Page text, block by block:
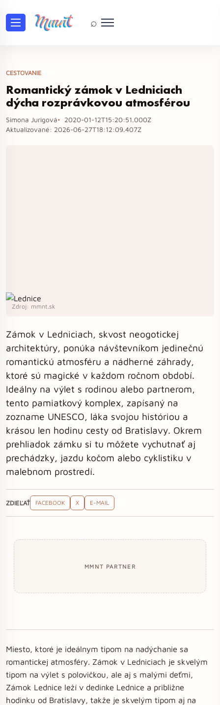
⌕
CESTOVANIE
Romantický zámok v Ledniciach
dýcha rozprávkovou atmosférou
Simona Jurigová
2020-01-12T15:20:51.000Z
Aktualizované: 2026-06-27T18:12:09.407Z
Zdroj: mmnt.sk
Zámok v Ledniciach, skvost neogotickej
architektúry, ponúka návštevníkom jedinečnú
romantickú atmosféru a nádherné záhrady,
ktoré sú magické v každom ročnom období.
Ideálny na výlet s rodinou alebo partnerom,
tento pamiatkový komplex, zapísaný na
zozname UNESCO, láka svojou históriou a
krásou len hodinu cesty od Bratislavy. Okrem
prehliadok zámku si tu môžete vychutnať aj
prechádzky, jazdu kočom alebo cyklistiku v
malebnom prostredí.
ZDIEĽAŤ FACEBOOK X E-MAIL
MMNT PARTNER
Miesto, ktoré je ideálnym tipom na nadýchanie sa
romantickej atmosféry. Zámok v Ledniciach je skvelým
tipom na výlet s polovičkou, ale aj s malými deťmi,
Zámok Lednice leží v dedinke Lednice a približne
hodinku od Bratislavy, takže je skvelým tipom aj na